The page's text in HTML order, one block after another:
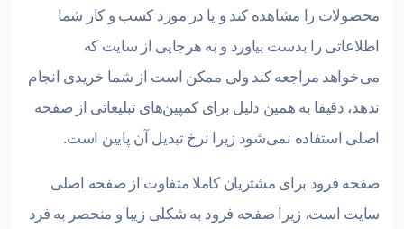
محصولات را مشاهده کند و یا در مورد کسب و کار شما
اطلاعاتی را بدست بیاورد و به هرجایی از سایت که
می‌خواهد مراجعه کند ولی ممکن است از شما خریدی انجام
ندهد، دقیقا به همین دلیل برای کمپین‌های تبلیغاتی از صفحه
اصلی استفاده نمی‌شود زیرا نرخ تبدیل آن پایین است.
صفحه فرود برای مشتریان کاملا متفاوت از صفحه اصلی
سایت است، زیرا صفحه فرود به شکلی زیبا و منحصر به فرد